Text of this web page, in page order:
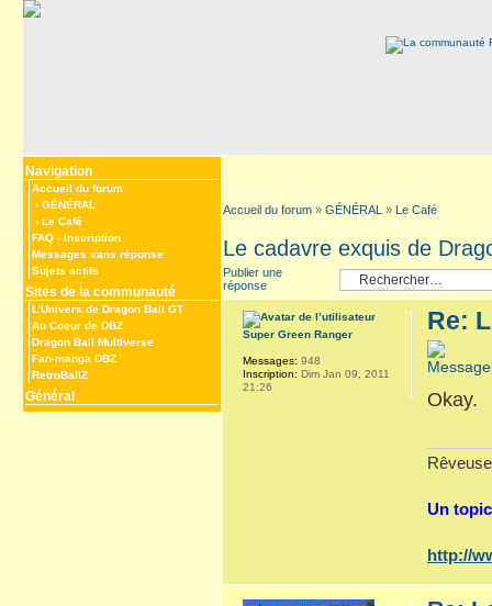
Navigation
Accueil du forum
‹ GÉNÉRAL
‹ Le Café
FAQ - Inscription
Messages sans réponse
Sujets actifs
Sites de la communauté
L’Univers de Dragon Ball GT
Au Coeur de DBZ
Dragon Ball Multiverse
Fan-manga DBZ
RetroBallZ
Général
Accueil du forum » GÉNÉRAL » Le Café
Le cadavre exquis de
Publier une
réponse
Re:
Okay.
Un
http://
Super Green Ranger
Messages: 948
Inscription: Dim Jan 09, 2011
21:26